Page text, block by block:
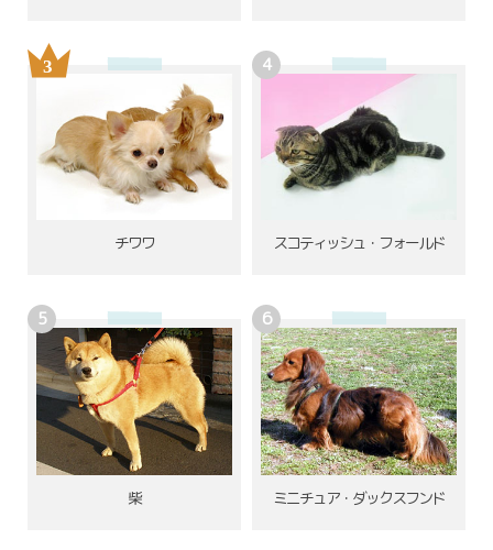
チワワ スコティッシュ・フォールド
柴 ミニチュア・ダックスフンド